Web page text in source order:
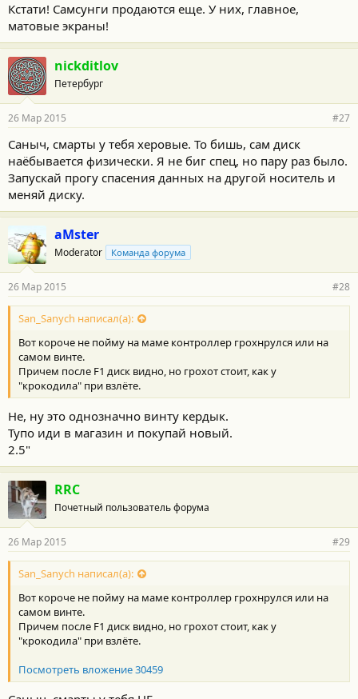
Кстати! Самсунги продаются еще. У них, главное,
матовые экраны!
nickditlov
Петербург
26 Мар 2015 #27
Саныч, смарты у тебя херовые. То бишь, сам диск
наёбывается физически. Я не биг спец, но пару раз было.
Запускай прогу спасения данных на другой носитель и
меняй диску.
aMster
Moderator Команда форума
26 Мар 2015 #28
San_Sanych написал(а):
Вот короче не пойму на маме контроллер грохнрулся или на
самом винте.
Причем после F1 диск видно, но грохот стоит, как у
"крокодила" при взлёте.
Не, ну это однозначно винту кердык.
Тупо иди в магазин и покупай новый.
2.5"
RRC
Почетный пользователь форума
26 Мар 2015 #29
San_Sanych написал(а):
Вот короче не пойму на маме контроллер грохнрулся или на
самом винте.
Причем после F1 диск видно, но грохот стоит, как у
"крокодила" при взлёте.
Посмотреть вложение 30459